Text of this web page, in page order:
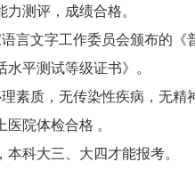
测评，成绩合格。
言文字工作委员会颁布的
平测试等级证书》。
素质，无传染性疾病，无
院体检合格 。
科大三、大四才能报考。